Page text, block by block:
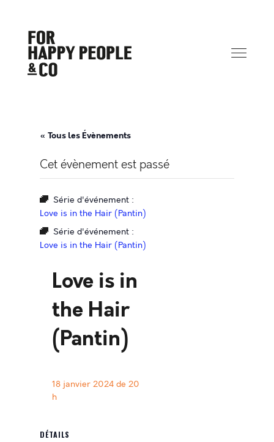
« Tous les Évènements
Cet évènement est passé
Série d'événement :
Love is in the Hair (Pantin)
Série d'événement :
Love is in the Hair (Pantin)
Love is in
the Hair
(Pantin)
18 janvier 2024 de 20
h
DÉTAILS